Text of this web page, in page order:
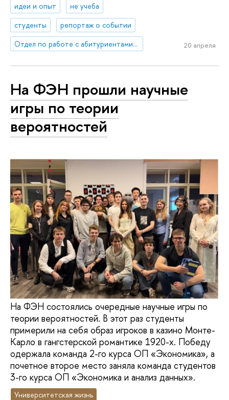
идеи и опыт
не учеба
студенты
репортаж о событии
Отдел по работе с абитуриентами, выпускниками и работодателями
20 апреля
На ФЭН прошли научные
игры по теории
вероятностей
На ФЭН состоялись очередные научные игры по
теории вероятностей. В этот раз студенты
примерили на себя образ игроков в казино Монте-
Карло в гангстерской романтике 1920-х. Победу
одержала команда 2-го курса ОП «Экономика», а
почетное второе место заняла команда студентов
3-го курса ОП «Экономика и анализ данных».
Университетская жизнь